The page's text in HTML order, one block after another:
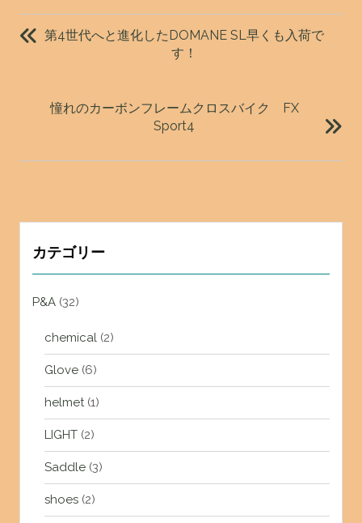
投
稿
ョ
第4世代へと進化したDOMANE SL早くも入荷で
す！
憧れのカーボンフレームクロスバイク FX
Sport4
カテゴリー
P&A(32)
chemical(2)
Glove(6)
helmet(1)
LIGHT(2)
Saddle(3)
shoes(2)